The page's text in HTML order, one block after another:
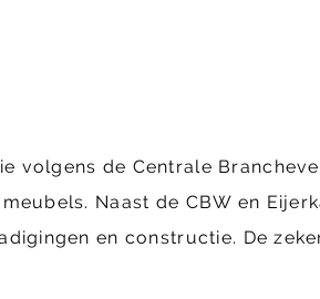
de Centrale
Naast de CBW en
en constructie. De